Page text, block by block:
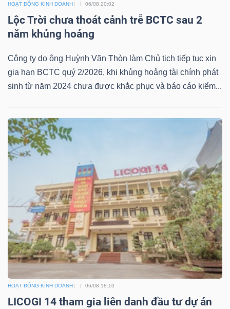
HOẠT ĐỘNG KINH DOANH 06/08 20:02
Lộc Trời chưa thoát cảnh trễ BCTC sau 2
năm khủng hoảng
Công ty do ông Huỳnh Văn Thòn làm Chủ tịch tiếp tục xin
gia hạn BCTC quý 2/2026, khi khủng hoảng tài chính phát
sinh từ năm 2024 chưa được khắc phục và báo cáo kiểm...
HOẠT ĐỘNG KINH DOANH 06/08 18:10
LICOGI 14 tham gia liên danh đầu tư dự án